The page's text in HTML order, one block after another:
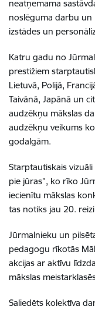
neatņemama
noslēguma darbu un
izstādes un
Katru gadu no
prestižiem
Lietuvā, Polijā,
Taivānā, Japānā un
audzēkņu mākslas
audzēkņu veikums
godalgām.
Starptautiskais
pie jūras”, ko rīko
iecienītu mākslas
tas notiks jau 20.
Jūrmalnieku un
pedagogu rīkotās
akcijas ar aktīvu
mākslas
Saliedēts kolektīva